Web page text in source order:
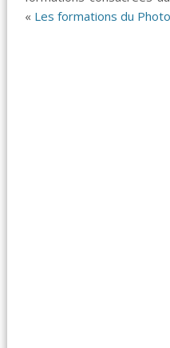
« Les formations du